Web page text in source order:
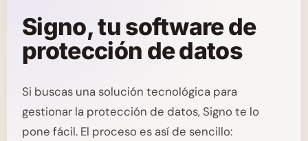
Signo, tu software de
protección de datos
Si buscas una solución tecnológica para
gestionar la protección de datos, Signo te lo
pone fácil. El proceso es así de sencillo: